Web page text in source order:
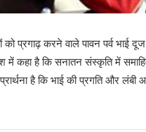
प्रगाढ़ करने वाले पावन पर्व भाई दूज
कहा है कि सनातन संस्कृति में
है कि भाई की प्रगति और